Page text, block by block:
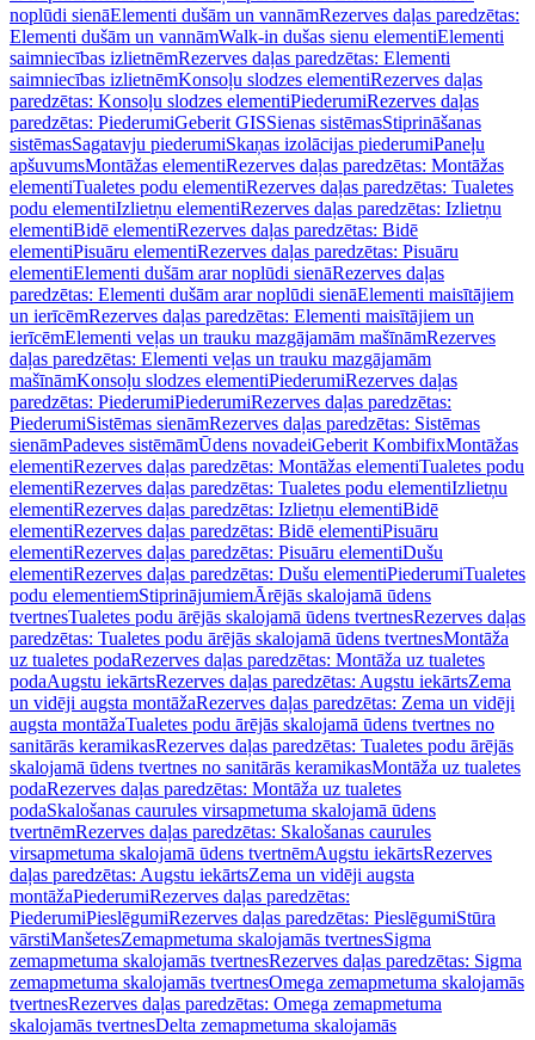
noplūdi sienāElementi dušām un vannāmRezerves daļas paredzētas:
Elementi dušām un vannāmWalk-in dušas sienu elementiElementi
saimniecības izlietnēmRezerves daļas paredzētas: Elementi
saimniecības izlietnēmKonsoļu slodzes elementiRezerves daļas
paredzētas: Konsoļu slodzes elementiPiederumiRezerves daļas
paredzētas: PiederumiGeberit GISSienas sistēmasStiprināšanas
sistēmasSagatavju piederumiSkaņas izolācijas piederumiPaneļu
apšuvumsMontāžas elementiRezerves daļas paredzētas: Montāžas
elementiTualetes podu elementiRezerves daļas paredzētas: Tualetes
podu elementiIzlietņu elementiRezerves daļas paredzētas: Izlietņu
elementiBidē elementiRezerves daļas paredzētas: Bidē
elementiPisuāru elementiRezerves daļas paredzētas: Pisuāru
elementiElementi dušām arar noplūdi sienāRezerves daļas
paredzētas: Elementi dušām arar noplūdi sienāElementi maisītājiem
un ierīcēmRezerves daļas paredzētas: Elementi maisītājiem un
ierīcēmElementi veļas un trauku mazgājamām mašīnāmRezerves
daļas paredzētas: Elementi veļas un trauku mazgājamām
mašīnāmKonsoļu slodzes elementiPiederumiRezerves daļas
paredzētas: PiederumiPiederumiRezerves daļas paredzētas:
PiederumiSistēmas sienāmRezerves daļas paredzētas: Sistēmas
sienāmPadeves sistēmāmŪdens novadeiGeberit KombifixMontāžas
elementiRezerves daļas paredzētas: Montāžas elementiTualetes podu
elementiRezerves daļas paredzētas: Tualetes podu elementiIzlietņu
elementiRezerves daļas paredzētas: Izlietņu elementiBidē
elementiRezerves daļas paredzētas: Bidē elementiPisuāru
elementiRezerves daļas paredzētas: Pisuāru elementiDušu
elementiRezerves daļas paredzētas: Dušu elementiPiederumiTualetes
podu elementiemStiprinājumiemĀrējās skalojamā ūdens
tvertnesTualetes podu ārējās skalojamā ūdens tvertnesRezerves daļas
paredzētas: Tualetes podu ārējās skalojamā ūdens tvertnesMontāža
uz tualetes podaRezerves daļas paredzētas: Montāža uz tualetes
podaAugstu iekārtsRezerves daļas paredzētas: Augstu iekārtsZema
un vidēji augsta montāžaRezerves daļas paredzētas: Zema un vidēji
augsta montāžaTualetes podu ārējās skalojamā ūdens tvertnes no
sanitārās keramikasRezerves daļas paredzētas: Tualetes podu ārējās
skalojamā ūdens tvertnes no sanitārās keramikasMontāža uz tualetes
podaRezerves daļas paredzētas: Montāža uz tualetes
podaSkalošanas caurules virsapmetuma skalojamā ūdens
tvertnēmRezerves daļas paredzētas: Skalošanas caurules
virsapmetuma skalojamā ūdens tvertnēmAugstu iekārtsRezerves
daļas paredzētas: Augstu iekārtsZema un vidēji augsta
montāžaPiederumiRezerves daļas paredzētas:
PiederumiPieslēgumiRezerves daļas paredzētas: PieslēgumiStūra
vārstiManšetesZemapmetuma skalojamās tvertnesSigma
zemapmetuma skalojamās tvertnesRezerves daļas paredzētas: Sigma
zemapmetuma skalojamās tvertnesOmega zemapmetuma skalojamās
tvertnesRezerves daļas paredzētas: Omega zemapmetuma
skalojamās tvertnesDelta zemapmetuma skalojamās